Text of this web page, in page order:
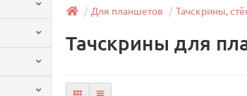
Для планшетов Тачскрины,
Тачскрины для